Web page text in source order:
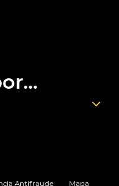
Antifraude Mapa